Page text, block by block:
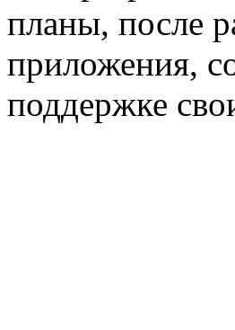
планы, после
приложения,
поддержке